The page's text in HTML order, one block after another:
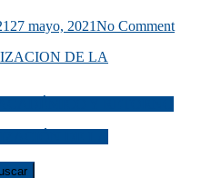
27 mayo, 2021No Comment
DE LA